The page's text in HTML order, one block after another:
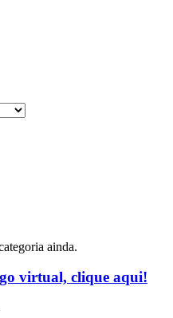
ainda.
virtual, clique aqui!